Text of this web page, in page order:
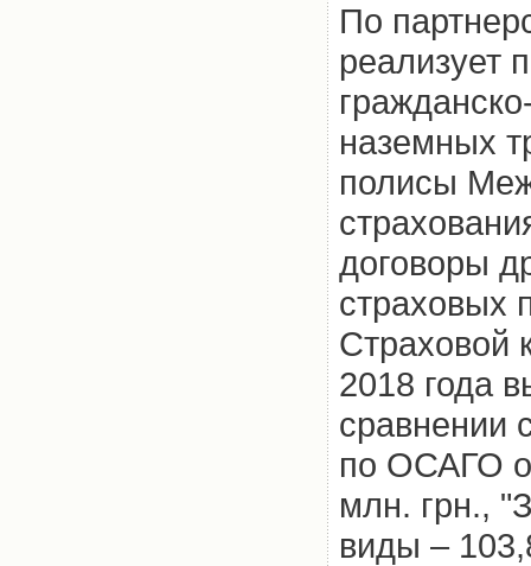
По
реализует
наземных
полисы
договоры
страховых
Страховой
2018 года
сравнении
по ОСАГО
млн. грн.,
виды –